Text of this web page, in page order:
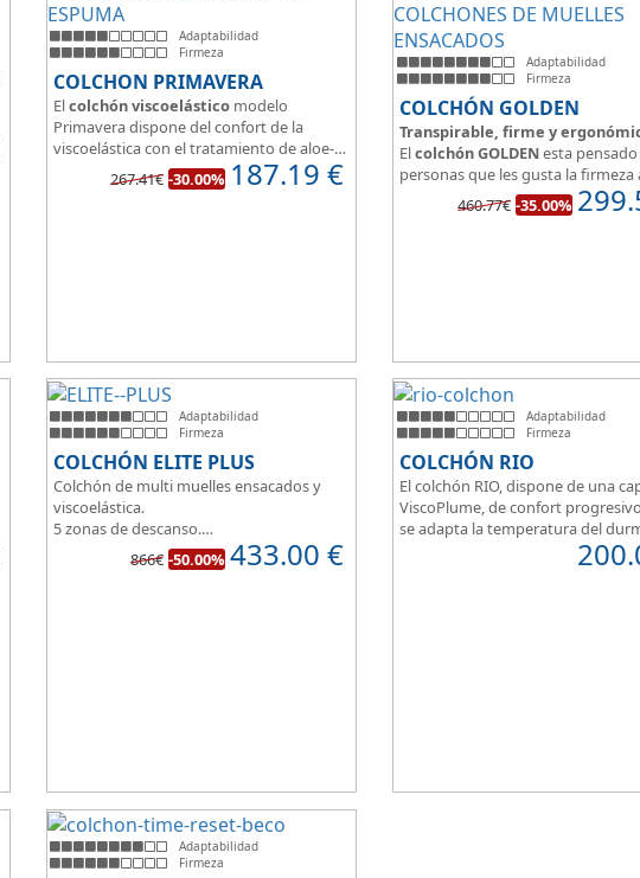
Adaptabilidad
Firmeza
COLCHON PRIMAVERA
Elcolchón viscoelásticomodelo
Primavera dispone del confort de la
viscoelástica con el tratamiento de aloe-
vera y la malla 3D para facilitar la
transpiración.
267.41€ -30.00% 187.19 €
Adaptabilidad
Firmeza
COLCHÓN GOLDEN
Transpirable, firme y
Elcolchón GOLDENesta
personas que les gusta la firmeza
hora de dormir, pero sin perder
y adaptabilidad que nos ofrece la
460.77€ -35.00%
Adaptabilidad
Firmeza
COLCHÓN ELITE PLUS
Colchón de multi muelles ensacados y
viscoelástica.
5 zonas de descanso.
Box perimetral HR30K multiperforado.
Para personas que buscan la comodidad
866€ -50.00% 433.00 €
Adaptabilidad
Firmeza
COLCHÓN RIO
El colchón RIO, dispone de una
ViscoPlume, de confort
se adapta la temperatura del
por la otra cara del colchón,
capa de confort Cotton, algodón
Adaptabilidad
Firmeza